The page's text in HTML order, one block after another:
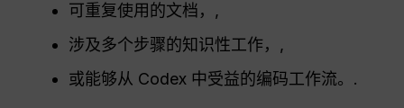
可重复使用的文档，,
涉及多个步骤的知识性工作，,
或能够从 Codex 中受益的编码工作流。.